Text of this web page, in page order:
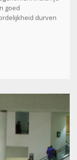
goed
durven